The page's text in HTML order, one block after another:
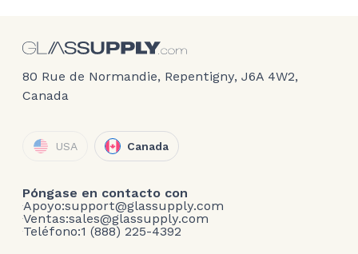
80 Rue de Normandie, Repentigny, J6A 4W2,
Canada
USA Canada
Póngase en contacto con
Apoyo:support@glassupply.com
Ventas:sales@glassupply.com
Teléfono:1 (888) 225-4392